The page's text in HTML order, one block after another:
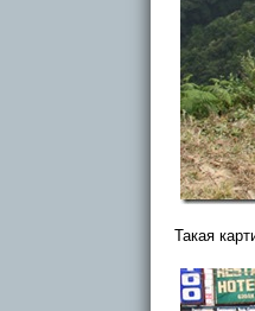
Такая